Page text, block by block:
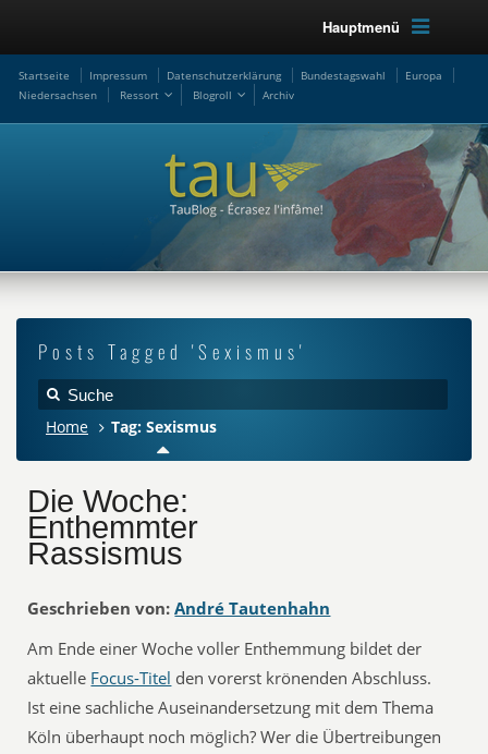
Hauptmenü
Startseite Impressum Datenschutzerklärung Bundestagswahl
Europa
Niedersachsen
Ressort Blogroll Archiv
Posts Tagged 'Sexismus'
Home Tag: Sexismus
Die Woche:
Enthemmter
Rassismus
Geschrieben von: André Tautenhahn
Am Ende einer Woche voller Enthemmung bildet der
aktuelle Focus-Titel den vorerst krönenden Abschluss.
Ist eine sachliche Auseinandersetzung mit dem Thema
Köln überhaupt noch möglich? Wer die Übertreibungen